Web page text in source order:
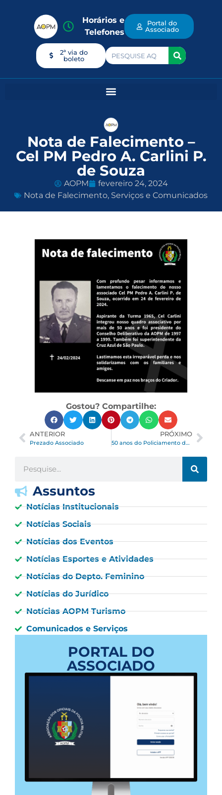
Horários e
Telefones
Portal do
Associado
2ª via do
boleto
Nota de Falecimento –
Cel PM Pedro A. Carlini P.
de Souza
AOPM
fevereiro 24, 2024
Nota de Falecimento, Serviços e Comunicados
Gostou? Compartilhe:
ANTERIOR
Prezado Associado
PRÓXIMO
50 anos do Policiamento de Trânsito Urbano
Assuntos
Notícias Institucionais
Notícias Sociais
Notícias dos Eventos
Notícias Esportes e Atividades
Notícias do Depto. Feminino
Notícias do Jurídico
Notícias AOPM Turismo
Comunicados e Serviços
PORTAL DO
ASSOCIADO